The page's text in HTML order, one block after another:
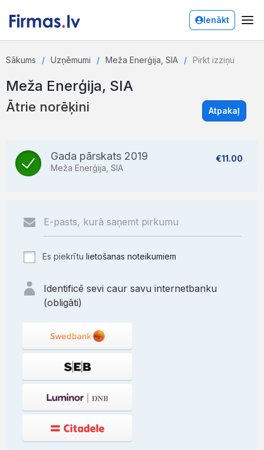
Ienākt
Sākums Uzņēmumi Meža Enerģija, SIA Pirkt izziņu
Meža Enerģija, SIA
Ātrie norēķini Atpakaļ
Gada pārskats 2019
Meža Enerģija, SIA
€11.00
Es piekrītu lietošanas noteikumiem
Identificē sevi caur savu internetbanku
(obligāti)